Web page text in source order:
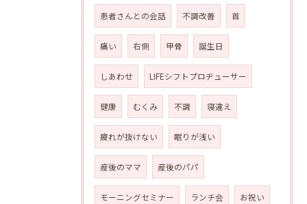
患者さんとの会話 不調改善 首
痛い 右側 甲骨 誕生日
しあわせ LIFEシフトプロヂューサー
健康 むくみ 不調 寝違え
疲れが抜けない 眠りが浅い
産後のママ 産後のパパ
モーニングセミナー ランチ会 お祝い